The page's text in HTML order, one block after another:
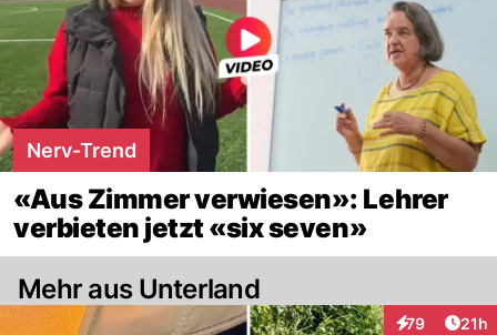
Nerv-Trend
«Aus Zimmer verwiesen»: Lehrer
verbieten jetzt «six seven»
Mehr aus Unterland
79
Interaktionen
21h